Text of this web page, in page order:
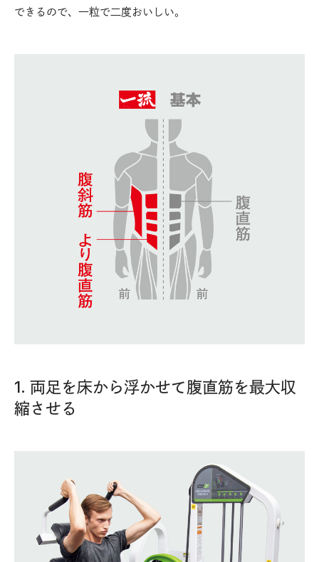
できるので、一粒で二度おいしい。
1. 両足を床から浮かせて腹直筋を最大収
縮させる